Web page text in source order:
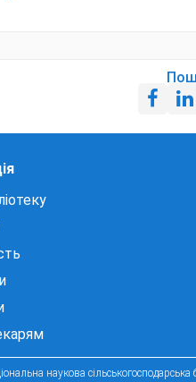
наукова сільськогосподарська